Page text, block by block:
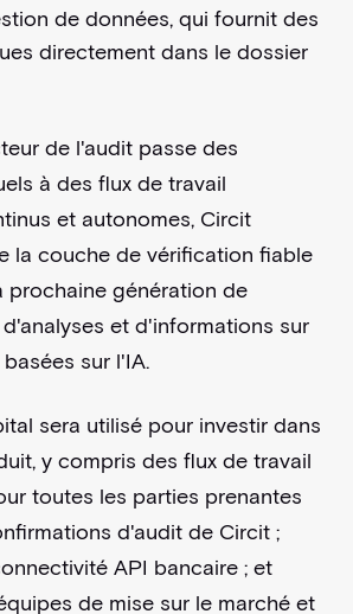
de données, qui fournit des
directement dans le dossier
de l'audit passe des
à des flux de travail
et autonomes, Circit
la couche de vérification fiable
prochaine génération de
et d'informations sur
sur l'IA.
sera utilisé pour investir dans
y compris des flux de travail
toutes les parties prenantes
d'audit de Circit ;
API bancaire ; et
de mise sur le marché et